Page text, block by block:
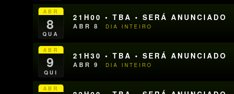
ABR
8
QUA
21H00 • TBA • SERÁ ANUNCIADO
ABR 8 DIA INTEIRO
ABR
9
QUI
21H30 • TBA • SERÁ ANUNCIADO
ABR 9 DIA INTEIRO
ABR